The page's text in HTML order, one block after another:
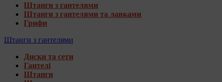
Штанги з гантелями
Штанги з гантелями та лавками
Грифи
Штанги з гантелями
Диски та сети
Гантелі
Штанги